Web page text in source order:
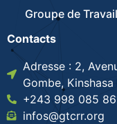
Groupe de
Contacts
Adresse : 2,
Gombe,
+243 998 085
infos@gtcrr.org